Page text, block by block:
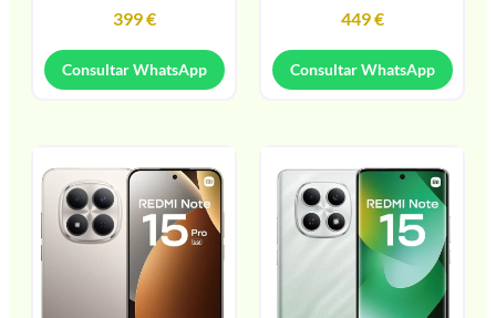
399€
Consultar WhatsApp
449€
Consultar WhatsApp